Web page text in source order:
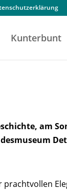
Kunterbunt
am